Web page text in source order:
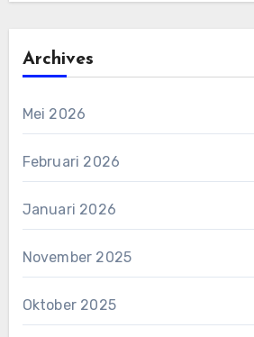
Archives
Mei 2026
Februari 2026
Januari 2026
November 2025
Oktober 2025